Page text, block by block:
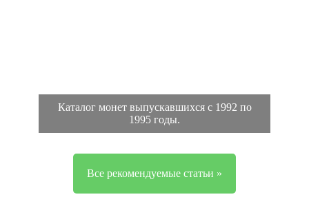
Каталог монет выпускавшихся с 1992 по
1995 годы.
Все рекомендуемые статьи »